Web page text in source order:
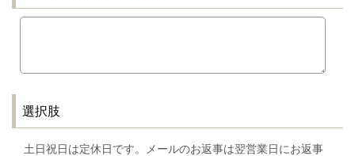
選択肢
土日祝日は定休日です。メールのお返事は翌営業日にお返事